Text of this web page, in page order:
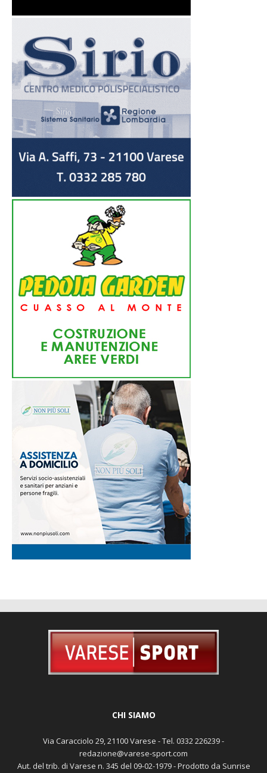
CHI SIAMO
Via Caracciolo 29, 21100 Varese - Tel. 0332 226239 -